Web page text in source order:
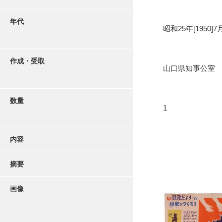
年代
昭和25年[1950]7
作成・受取
山口県知事公室
数量
1
内容
摘要
画像